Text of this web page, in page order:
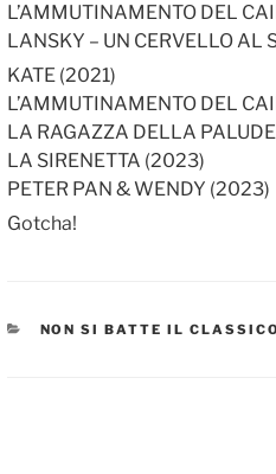
L’AMMUTINAMENTO DEL
LANSKY – UN CERVELLO
KATE (2021)
L’AMMUTINAMENTO DEL
LA RAGAZZA DELLA
LA SIRENETTA (2023)
PETER PAN & WENDY (2023)
Gotcha!
CATEGORIE
NON SI BATTE IL CLASSICO